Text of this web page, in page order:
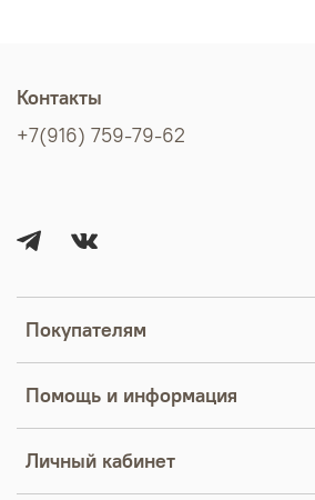
Покупателям
Помощь и информация
Личный кабинет
Контакты
+7(916) 759-79-62